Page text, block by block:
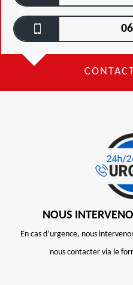
NOUS
En cas d’urgence, nous
nous contacter via le